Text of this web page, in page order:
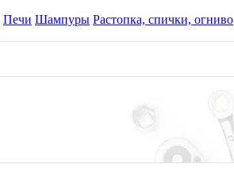
Печи Шампуры Растопка, спички, огниво